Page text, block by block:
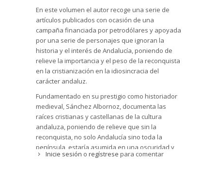
En este volumen el autor recoge una serie de
artículos publicados con ocasión de una
campaña financiada por petrodólares y apoyada
por una serie de personajes que ignoran la
historia y el interés de Andalucía, poniendo de
relieve la importancia y el peso de la reconquista
en la cristianización en la idiosincracia del
carácter andaluz.
Fundamentado en su prestigio como historiador
medieval, Sánchez Albornoz, documenta las
raíces cristianas y castellanas de la cultura
andaluza, poniendo de relieve que sin la
reconquista, no solo Andalucía sino toda la
península, estaría asumida en una oscuridad y
degradación que se viene observando en todos
Inicie sesión o regístrese para comentar